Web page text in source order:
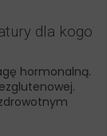
dla kogo
hormonalną.